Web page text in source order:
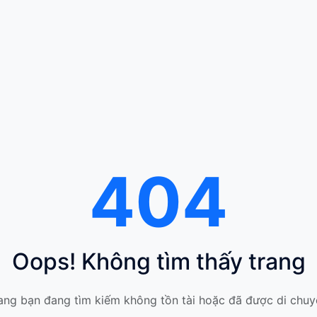
404
Oops! Không tìm thấy trang
bạn đang tìm kiếm không tồn tài hoặc đã được di